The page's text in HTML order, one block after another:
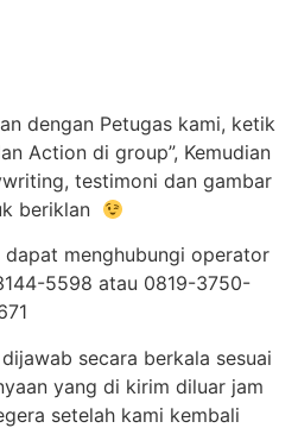
dengan Petugas kami, ketik
Action di group”, Kemudian
testimoni dan gambar
beriklan
menghubungi operator
5598 atau 0819-3750-
secara berkala sesuai
yang di kirim diluar jam
setelah kami kembali